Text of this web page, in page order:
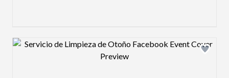
Design preview image